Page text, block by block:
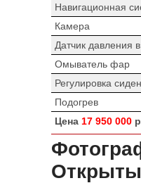
Навигационная
Камера
Датчик давления
Омыватель фар
Регулировка
Подогрев
Цена 17 950 000